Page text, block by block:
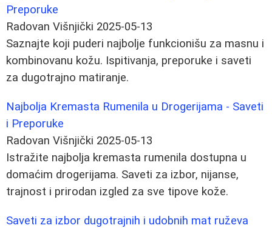
Preporuke
Radovan Višnjički 2025-05-13
Saznajte koji puderi najbolje funkcionišu za masnu i
kombinovanu kožu. Ispitivanja, preporuke i saveti
za dugotrajno matiranje.
Najbolja Kremasta Rumenila u Drogerijama - Saveti
i Preporuke
Radovan Višnjički 2025-05-13
Istražite najbolja kremasta rumenila dostupna u
domaćim drogerijama. Saveti za izbor, nijanse,
trajnost i prirodan izgled za sve tipove kože.
Saveti za izbor dugotrajnih i udobnih mat ruževa